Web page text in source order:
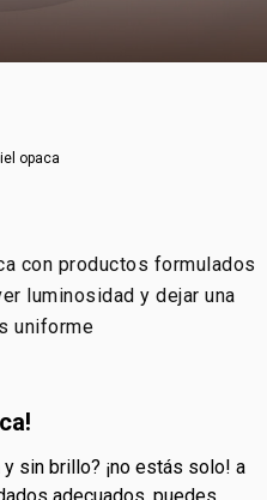
opaca
con productos formulados
luminosidad y dejar una
uniforme